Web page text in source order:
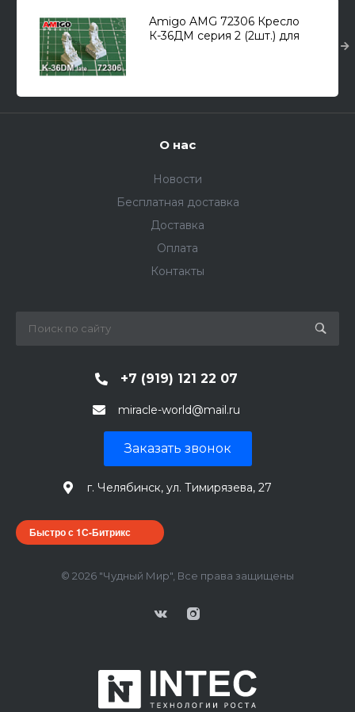
Amigo AMG 72306 Кресло
К-36ДМ серия 2 (2шт.) для
О нас
Новости
Бесплатная доставка
Доставка
Оплата
Контакты
+7 (919) 121 22 07
miracle-world@mail.ru
Заказать звонок
г. Челябинск, ул. Тимирязева, 27
Быстро с 1С-Битрикс
© 2026 "Чудный Мир", Все права защищены